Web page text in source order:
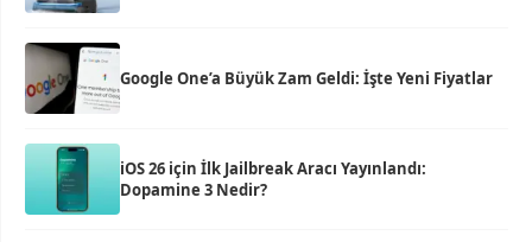
Google One’a Büyük Zam Geldi: İşte Yeni Fiyatlar
iOS 26 için İlk Jailbreak Aracı Yayınlandı:
Dopamine 3 Nedir?